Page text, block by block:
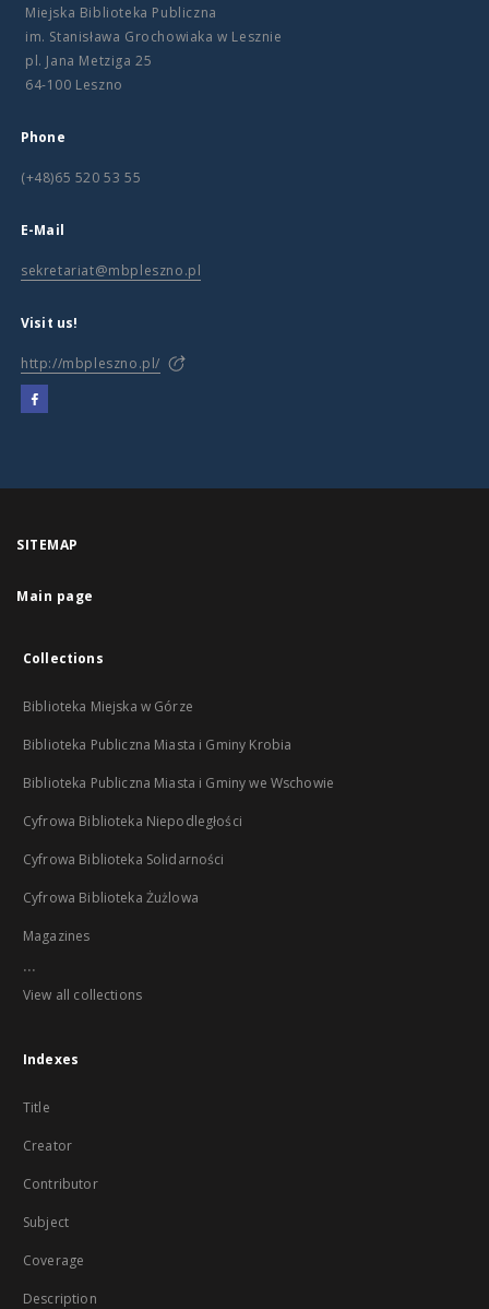
Miejska Biblioteka Publiczna
im. Stanisława Grochowiaka w Lesznie
pl. Jana Metziga 25
64-100 Leszno
Phone
(+48)65 520 53 55
E-Mail
sekretariat@mbpleszno.pl
Visit us!
http://mbpleszno.pl/
SITEMAP
Main page
Collections
Biblioteka Miejska w Górze
Biblioteka Publiczna Miasta i Gminy Krobia
Biblioteka Publiczna Miasta i Gminy we Wschowie
Cyfrowa Biblioteka Niepodległości
Cyfrowa Biblioteka Solidarności
Cyfrowa Biblioteka Żużlowa
Magazines
...
View all collections
Indexes
Title
Creator
Contributor
Subject
Coverage
Description